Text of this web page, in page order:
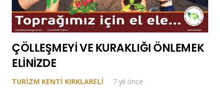
ÇÖLLEŞMEYİ VE KURAKLIĞI ÖNLEMEK
ELİNİZDE
TURIZM KENTI KIRKLARELI 7 yıl önce